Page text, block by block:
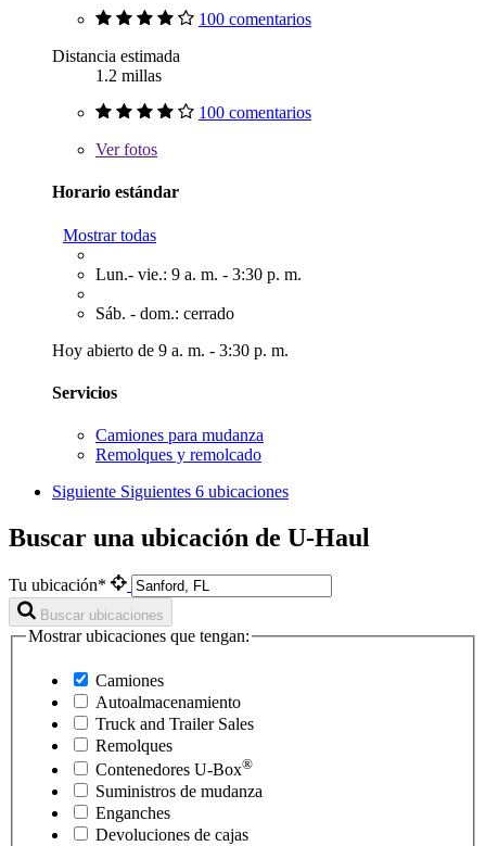
100 comentarios
Distancia estimada
1.2 millas
100 comentarios
Verfotos
Horario estándar
Mostrar todas
Lun.- vie.: 9 a. m. - 3:30 p. m.
Sáb. - dom.: cerrado
Hoy abierto de 9 a. m. - 3:30 p. m.
Servicios
Camiones para mudanza
Remolques y remolcado
Siguiente Siguientes 6 ubicaciones
Buscar una ubicación de U-Haul
Tu ubicación*
Buscar ubicaciones
Mostrar ubicaciones que tengan:
Camiones
Autoalmacenamiento
Truck and Trailer Sales
Remolques
Contenedores U-Box®
Suministros de mudanza
Enganches
Devoluciones de cajas